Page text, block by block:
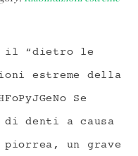
il “dietro le
estreme della
Se
denti a causa
un grave